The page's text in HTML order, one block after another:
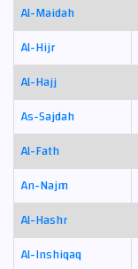
Al-Maidah
Al-Hijr
Al-Hajj
As-Sajdah
Al-Fath
An-Najm
Al-Hashr
Al-Inshiqaq